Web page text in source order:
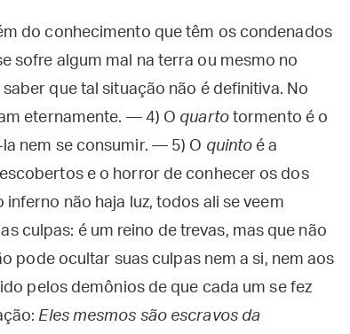
do conhecimento que têm os condenados
sofre algum mal na terra ou mesmo no
que tal situação não é definitiva. No
eternamente. — 4) O quartotormento é o
nem se consumir. — 5) O quinto é a
e o horror de conhecer os dos
não haja luz, todos ali se veem
culpas: é um reino de trevas, mas que não
pode ocultar suas culpas nem a si, nem aos
pelos demônios de que cada um se fez
Eles mesmos são escravos da